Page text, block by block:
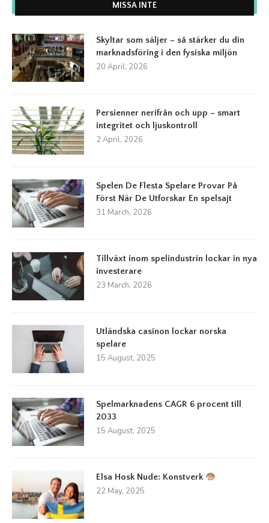
MISSA INTE
Skyltar som säljer – så stärker du din
marknadsföring i den fysiska miljön
20 April, 2026
Persienner nerifrån och upp – smart
integritet och ljuskontroll
2 April, 2026
Spelen De Flesta Spelare Provar På
Först När De Utforskar En spelsajt
31 March, 2026
Tillväxt inom spelindustrin lockar in nya
investerare
23 March, 2026
Utländska casinon lockar norska
spelare
15 August, 2025
Spelmarknadens CAGR 6 procent till
2033
15 August, 2025
Elsa Hosk Nude: Konstverk
22 May, 2025